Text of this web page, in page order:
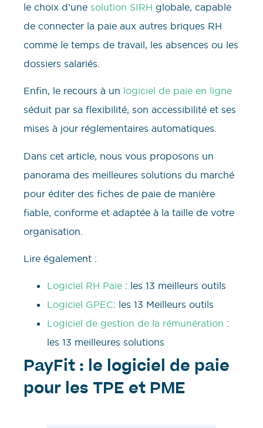
le choix d’une solution SIRH globale, capable
de connecter la paie aux autres briques RH
comme le temps de travail, les absences ou les
dossiers salariés.
Enfin, le recours à un logiciel de paie en ligne
séduit par sa flexibilité, son accessibilité et ses
mises à jour réglementaires automatiques.
Dans cet article, nous vous proposons un
panorama des meilleures solutions du marché
pour éditer des fiches de paie de manière
fiable, conforme et adaptée à la taille de votre
organisation.
Lire également :
Logiciel RH Paie : les 13 meilleurs outils
Logiciel GPEC: les 13 Meilleurs outils
Logiciel de gestion de la rémunération :
les 13 meilleures solutions
PayFit : le logiciel de paie
pour les TPE et PME